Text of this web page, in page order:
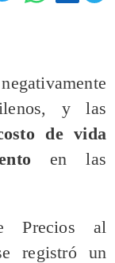
y las
de vida
en las
Precios al
registró un